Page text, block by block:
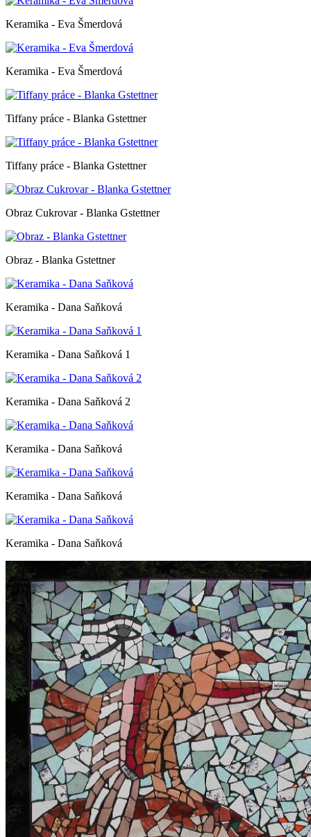
Keramika - Eva Šmerdová
Keramika - Eva Šmerdová
Tiffany práce - Blanka Gstettner
Tiffany práce - Blanka Gstettner
Obraz Cukrovar - Blanka Gstettner
Obraz - Blanka Gstettner
Keramika - Dana Saňková
Keramika - Dana Saňková 1
Keramika - Dana Saňková 2
Keramika - Dana Saňková
Keramika - Dana Saňková
Keramika - Dana Saňková